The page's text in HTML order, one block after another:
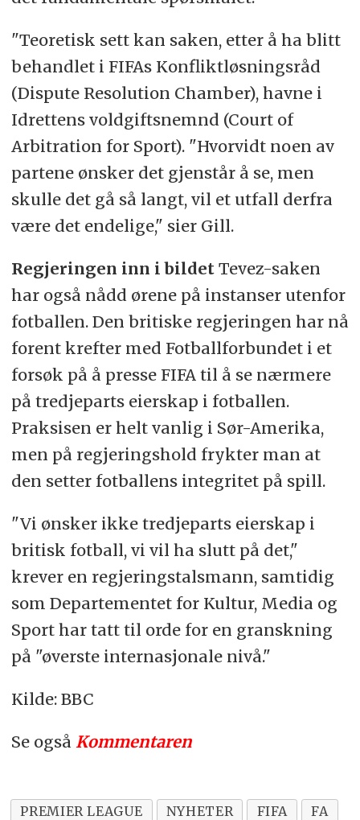
"Teoretisk sett kan saken, etter å ha blitt
behandlet i FIFAs Konfliktløsningsråd
(Dispute Resolution Chamber), havne i
Idrettens voldgiftsnemnd (Court of
Arbitration for Sport). "Hvorvidt noen av
partene ønsker det gjenstår å se, men
skulle det gå så langt, vil et utfall derfra
være det endelige," sier Gill.
Regjeringen inn i bildet Tevez-saken
har også nådd ørene på instanser utenfor
fotballen. Den britiske regjeringen har nå
forent krefter med Fotballforbundet i et
forsøk på å presse FIFA til å se nærmere
på tredjeparts eierskap i fotballen.
Praksisen er helt vanlig i Sør-Amerika,
men på regjeringshold frykter man at
den setter fotballens integritet på spill.
"Vi ønsker ikke tredjeparts eierskap i
britisk fotball, vi vil ha slutt på det,"
krever en regjeringstalsmann, samtidig
som Departementet for Kultur, Media og
Sport har tatt til orde for en granskning
på "øverste internasjonale nivå."
Kilde: BBC
Se også Kommentaren
PREMIER LEAGUE NYHETER FIFA
FA